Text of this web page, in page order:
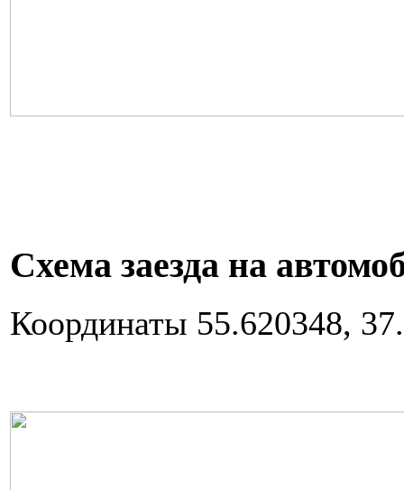
Схема заезда на
Координаты 55.620348,